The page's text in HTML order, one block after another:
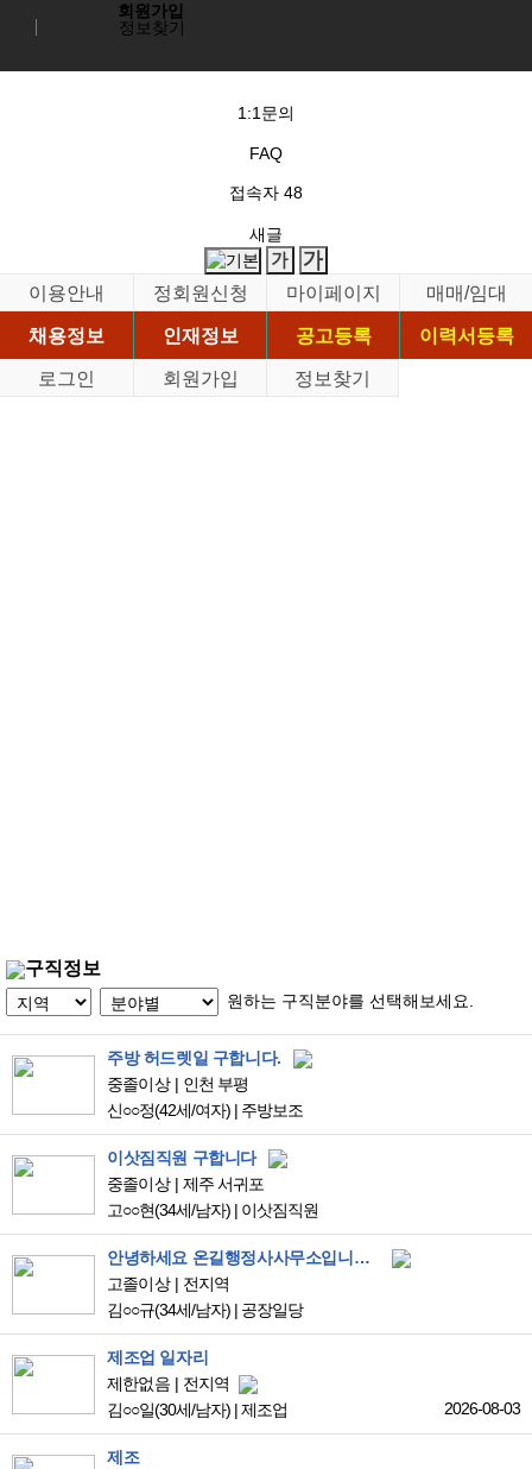
회원가입
정보찾기
1:1문의
FAQ
접속자 48
새글
이용안내 정회원신청 마이페이지
매매/임대
채용정보
인재정보 공고등록
이력서등록
로그인
회원가입 정보찾기
구직정보
원하는 구직분야를 선택해보세요.
주방 허드렛일 구합니다.
중졸이상
인천 부평
신○○정(42세/여자) | 주방보조
이삿짐직원 구합니다
중졸이상
제주 서귀포
고○○현(34세/남자) | 이삿짐직원
안녕하세요 온길행정사사무소입니다. G1비자 많이 있습니다.
고졸이상
전지역
김○○규(34세/남자) | 공장일당
제조업 일자리
제한없음
전지역
김○○일(30세/남자) |제조업 2026-08-03
제조